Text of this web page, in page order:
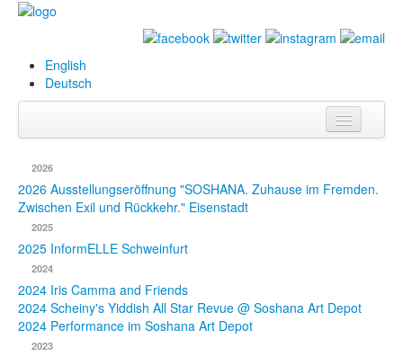
English
Deutsch
Biografie
Ausstellungen
& Projekte
2026
2026 Ausstellungseröffnung "SOSHANA. Zuhause im Fremden.
Zwischen Exil und Rückkehr." Eisenstadt
2025
2025 InformELLE Schweinfurt
2024
2024 Iris Camma and Friends
2024 Scheiny's Yiddish All Star Revue @ Soshana Art Depot
2024 Performance im Soshana Art Depot
2023